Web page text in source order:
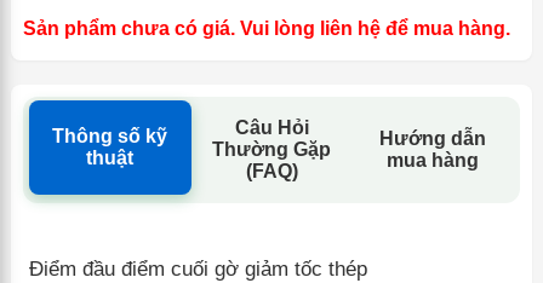
Sản phẩm chưa có giá. Vui lòng liên hệ để mua hàng.
Thông số kỹ
thuật
Câu Hỏi
Thường Gặp
(FAQ)
Hướng dẫn
mua hàng
Điểm đầu điểm cuối gờ giảm tốc thép